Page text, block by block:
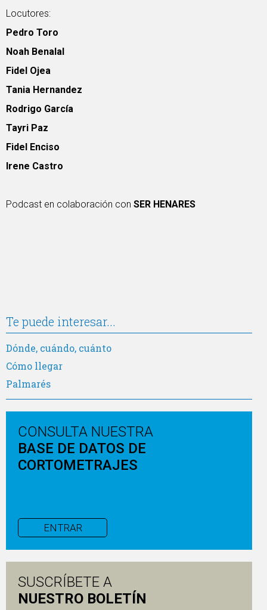
Locutores:
Pedro Toro
Noah Benalal
Fidel Ojea
Tania Hernandez
Rodrigo García
Tayri Paz
Fidel Enciso
Irene Castro
Podcast en colaboración con SER HENARES
Te puede interesar...
Dónde, cuándo, cuánto
Cómo llegar
Palmarés
CONSULTA NUESTRA
BASE DE DATOS DE
CORTOMETRAJES
ENTRAR
SUSCRÍBETE A
NUESTRO BOLETÍN